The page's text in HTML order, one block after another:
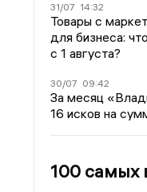
31/07 14:32
Товары с
для бизнеса:
с 1 августа?
30/07 09:42
За месяц
16 исков на
100 самых